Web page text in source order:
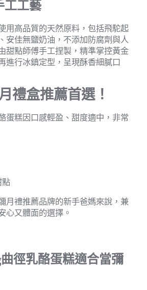
工工藝
用高品質的天然原料，包括飛駝起
安佳無鹽奶油，不添加防腐劑與人
甜點師傅手工捏製，精準掌控黃金
進行冰鎮定型，呈現酥香細膩口
禮盒推薦首選！
蛋糕因口感輕盈、甜度適中，非常
點
月禮推薦品牌的新手爸媽來說，兼
心又體面的選擇。
徑乳酪蛋糕適合當彌